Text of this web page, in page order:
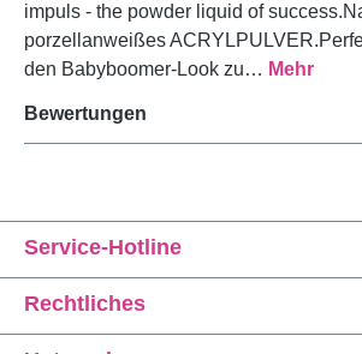
impuls - the powder liquid of
porzellanweißes
den Babyboomer-Look zu… Mehr
Bewertungen
Service-Hotline
Rechtliches